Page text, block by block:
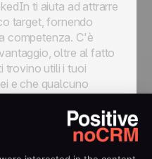
ti aiuta ad attrarre
target, fornendo
competenza. C'è
oltre al fatto
trovino utili i tuoi
e che qualcuno
aiutandoti ad
portata di tutti i tuoi
lavoro aggiuntivo.